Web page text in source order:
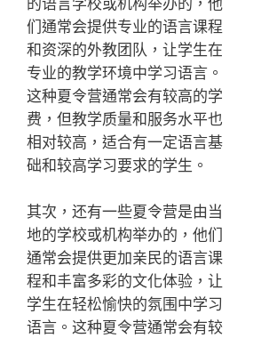
们通常会提供专业的语言课程
和资深的外教团队，让学生在
专业的教学环境中学习语言。
这种夏令营通常会有较高的学
费，但教学质量和服务水平也
相对较高，适合有一定语言基
础和较高学习要求的学生。
其次，还有一些夏令营是由当
地的学校或机构举办的，他们
通常会提供更加亲民的语言课
程和丰富多彩的文化体验，让
学生在轻松愉快的氛围中学习
语言。这种夏令营通常会有较